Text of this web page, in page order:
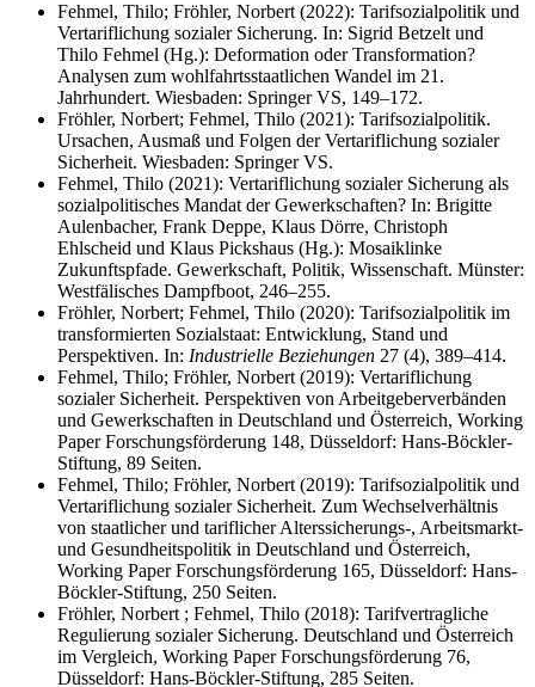
Fehmel, Thilo; Fröhler, Norbert (2022): Tarifsozialpolitik und
Vertariflichung sozialer Sicherung. In: Sigrid Betzelt und
Thilo Fehmel (Hg.): Deformation oder Transformation?
Analysen zum wohlfahrtsstaatlichen Wandel im 21.
Jahrhundert. Wiesbaden: Springer VS, 149–172.
Fröhler, Norbert; Fehmel, Thilo (2021): Tarifsozialpolitik.
Ursachen, Ausmaß und Folgen der Vertariflichung sozialer
Sicherheit. Wiesbaden: Springer VS.
Fehmel, Thilo (2021): Vertariflichung sozialer Sicherung als
sozialpolitisches Mandat der Gewerkschaften? In: Brigitte
Aulenbacher, Frank Deppe, Klaus Dörre, Christoph
Ehlscheid und Klaus Pickshaus (Hg.): Mosaiklinke
Zukunftspfade. Gewerkschaft, Politik, Wissenschaft. Münster:
Westfälisches Dampfboot, 246–255.
Fröhler, Norbert; Fehmel, Thilo (2020): Tarifsozialpolitik im
transformierten Sozialstaat: Entwicklung, Stand und
Perspektiven. In: Industrielle Beziehungen 27 (4), 389–414.
Fehmel, Thilo; Fröhler, Norbert (2019): Vertariflichung
sozialer Sicherheit. Perspektiven von Arbeitgeberverbänden
und Gewerkschaften in Deutschland und Österreich, Working
Paper Forschungsförderung 148, Düsseldorf: Hans-Böckler-
Stiftung, 89 Seiten.
Fehmel, Thilo; Fröhler, Norbert (2019): Tarifsozialpolitik und
Vertariflichung sozialer Sicherheit. Zum Wechselverhältnis
von staatlicher und tariflicher Alterssicherungs-, Arbeitsmarkt-
und Gesundheitspolitik in Deutschland und Österreich,
Working Paper Forschungsförderung 165, Düsseldorf: Hans-
Böckler-Stiftung, 250 Seiten.
Fröhler, Norbert ; Fehmel, Thilo (2018): Tarifvertragliche
Regulierung sozialer Sicherung. Deutschland und Österreich
im Vergleich, Working Paper Forschungsförderung 76,
Düsseldorf: Hans-Böckler-Stiftung, 285 Seiten.